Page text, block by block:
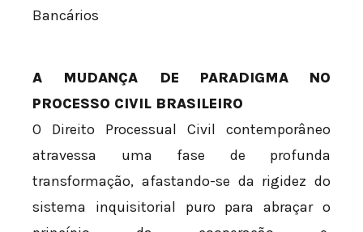
Bancários
A MUDANÇA DE PARADIGMA NO
PROCESSO CIVIL BRASILEIRO
O Direito Processual Civil contemporâneo
atravessa uma fase de profunda
transformação, afastando-se da rigidez do
sistema inquisitorial puro para abraçar o